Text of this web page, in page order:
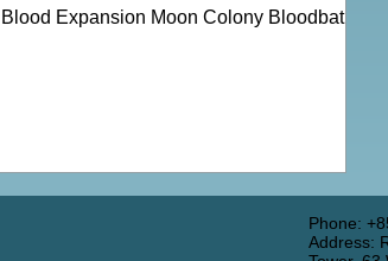
Blood Expansion Moon Colony Bloodbath
shop: https://www.allonboardhk.com/shop
All On Board HK Boardgames Retail Shop
Phone:
Address: